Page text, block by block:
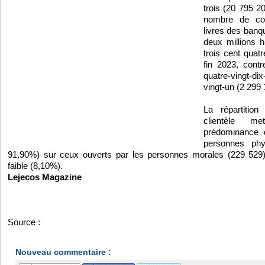
trois (20 795
nombre de
livres des
deux millions
trois cent
fin 2023,
quatre-vingt-
vingt-un (2
La
clientèle
personnes
91,90%) sur ceux ouverts par les personnes morales (229
faible (8,10%).
Lejecos Magazine
Source :
Nouveau commentaire :